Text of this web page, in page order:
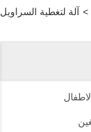
> آلة لتغطية السراويل